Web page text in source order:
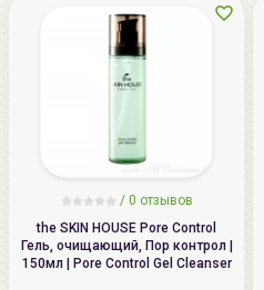
/ 0 отзывов
the SKIN HOUSE Pore Control
Гель, очищающий, Пор контрол |
150мл | Pore Control Gel Cleanser